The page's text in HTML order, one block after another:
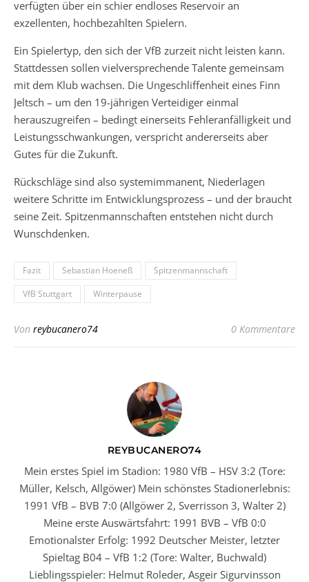
verfügten über ein schier endloses Reservoir an
exzellenten, hochbezahlten Spielern.
Ein Spielertyp, den sich der VfB zurzeit nicht leisten kann.
Stattdessen sollen vielversprechende Talente gemeinsam
mit dem Klub wachsen. Die Ungeschliffenheit eines Finn
Jeltsch – um den 19-jährigen Verteidiger einmal
herauszugreifen – bedingt einerseits Fehleranfälligkeit und
Leistungsschwankungen, verspricht andererseits aber
Gutes für die Zukunft.
Rückschläge sind also systemimmanent, Niederlagen
weitere Schritte im Entwicklungsprozess – und der braucht
seine Zeit. Spitzenmannschaften entstehen nicht durch
Wunschdenken.
Fazit Sebastian Hoeneß
Spitzenmannschaft
VfB Stuttgart
Winterpause
Von reybucanero74 0 Kommentare
REYBUCANERO74
Mein erstes Spiel im Stadion: 1980 VfB – HSV 3:2 (Tore:
Müller, Kelsch, Allgöwer) Mein schönstes Stadionerlebnis:
1991 VfB – BVB 7:0 (Allgöwer 2, Sverrisson 3, Walter 2)
Meine erste Auswärtsfahrt: 1991 BVB – VfB 0:0
Emotionalster Erfolg: 1992 Deutscher Meister, letzter
Spieltag B04 – VfB 1:2 (Tore: Walter, Buchwald)
Lieblingsspieler: Helmut Roleder, Asgeir Sigurvinsson